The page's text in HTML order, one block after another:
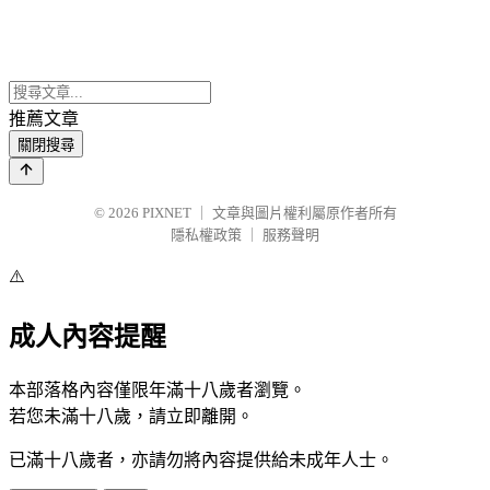
推薦文章
關閉搜尋
© 2026 PIXNET
文章與圖片權利屬原作者所有
隱私權政策
服務聲明
⚠️
成人內容提醒
本部落格內容僅限年滿十八歲者瀏覽。
若您未滿十八歲，請立即離開。
已滿十八歲者，亦請勿將內容提供給未成年人士。